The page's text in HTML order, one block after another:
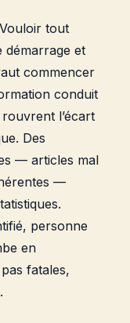
tout
démarrage et
commencer
conduit
l’écart
Des
— articles mal
—
personne
en
fatales,